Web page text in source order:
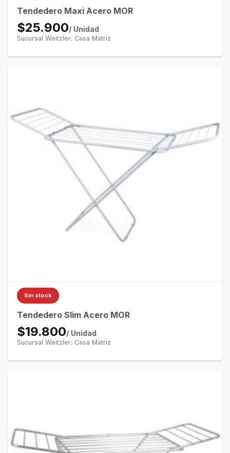
Tendedero Maxi Acero MOR
$25.900/ Unidad
Sucursal Weitzler: Casa Matriz
Sin stock
Tendedero Slim Acero MOR
$19.800/ Unidad
Sucursal Weitzler: Casa Matriz